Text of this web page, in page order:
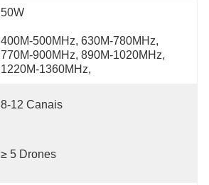
50W
400M-500MHz, 630M-780MHz,
770M-900MHz, 890M-1020MHz,
1220M-1360MHz,
8-12 Canais
≥ 5 Drones